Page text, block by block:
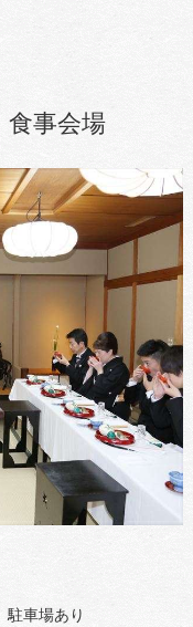
食事会場
車場あり